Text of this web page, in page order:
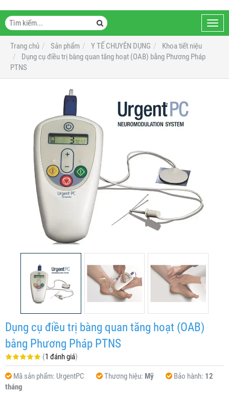
Trang chủ
Sản phẩm Y TẾ CHUYÊN DỤNG
Khoa tiết niệu
Dụng cụ điều trị bàng quan tăng hoạt (OAB) bằng Phương Pháp
PTNS
Dụng cụ điều trị bàng quan tăng hoạt (OAB)
bằng Phương Pháp PTNS
(1 đánh giá)
Mã sản phẩm: UrgentPC Thương hiệu: Mỹ Bảo hành: 12
tháng